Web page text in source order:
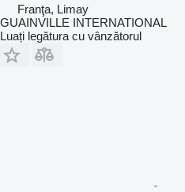
Franţa, Limay
GUAINVILLE INTERNATIONAL
Luați legătura cu vânzătorul